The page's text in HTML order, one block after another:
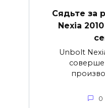
Сядьте за
Nexia
Unbolt
0